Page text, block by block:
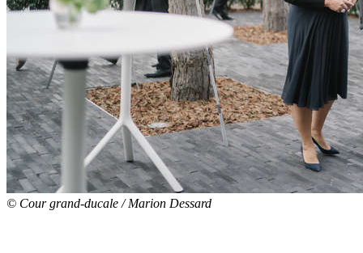
© Cour grand-ducale / Marion Dessard